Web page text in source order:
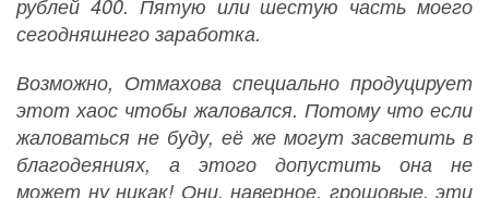
рублей 400. Пятую или шестую часть моего
сегодняшнего заработка.
Возможно, Отмахова специально продуцирует
этот хаос чтобы жаловался. Потому что если
жаловаться не буду, её же могут засветить в
благодеяниях, а этого допустить она не
может ну никак! Они, наверное, грошовые, эти